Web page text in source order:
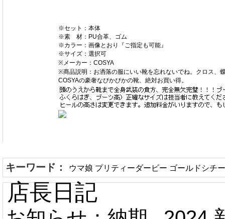
※セット：本体
※素 材：PU合革、ゴム
※カラー：画像とおり『ご指定も可能』
※サイズ：選択可
※メーカー：COSYA
※商品説明：お洒落の服にいい靴を忘れないでね。クロス、
COSYAの豪奢なぴかぴかの靴、絶対お買い得。
キーワード： ウマ娘 プリティーダービー ゴールドシ
店長日記